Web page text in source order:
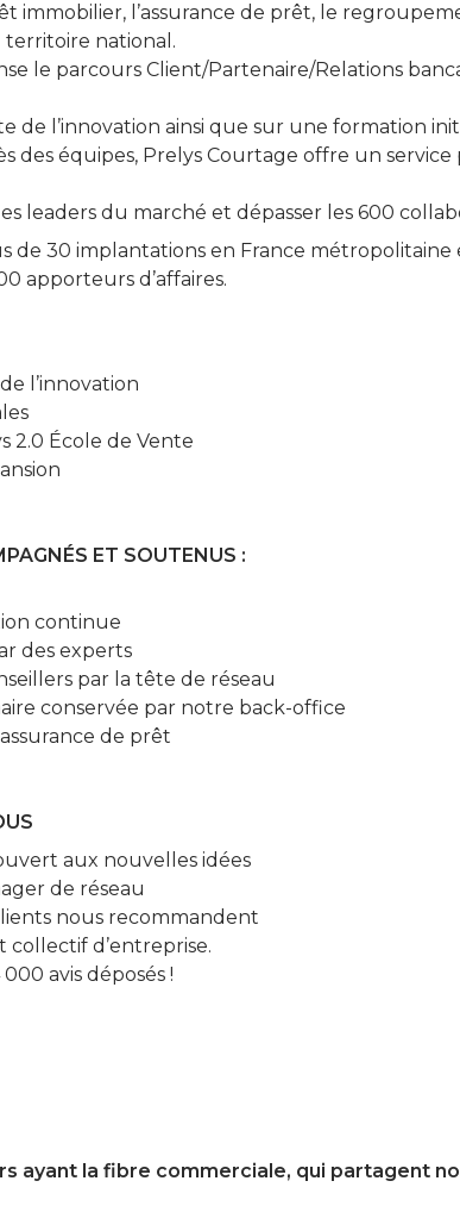
immobilier, l’assurance de prêt, le
territoire national.
le parcours Client/Partenaire/Relations
de l’innovation ainsi que sur une formation
équipes, Prelys Courtage offre un service
leaders du marché et dépasser les 600
de 30 implantations en France métropolitaine
apporteurs d’affaires.
l’innovation
2.0 École de Vente
ET SOUTENUS :
continue
des experts
par la tête de réseau
conservée par notre back-office
de prêt
aux nouvelles idées
de réseau
nous recommandent
collectif d’entreprise.
avis déposés !
ayant la fibre commerciale, qui partagent